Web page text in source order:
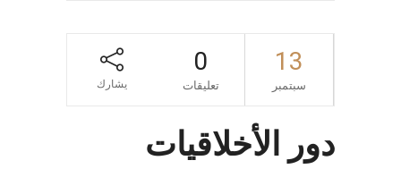
13
سبتمبر
0
تعليقات يشارك
دور الأخلاقيات